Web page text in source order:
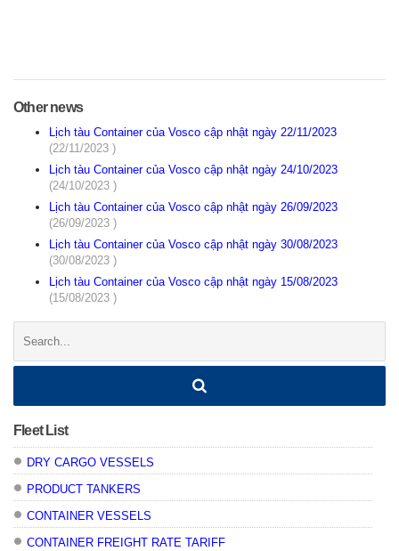
Other news
Lịch tàu Container của Vosco cập nhật ngày 22/11/2023
(22/11/2023 )
Lịch tàu Container của Vosco cập nhật ngày 24/10/2023
(24/10/2023 )
Lịch tàu Container của Vosco cập nhật ngày 26/09/2023
(26/09/2023 )
Lịch tàu Container của Vosco cập nhật ngày 30/08/2023
(30/08/2023 )
Lịch tàu Container của Vosco cập nhật ngày 15/08/2023
(15/08/2023 )
Fleet List
DRY CARGO VESSELS
PRODUCT TANKERS
CONTAINER VESSELS
CONTAINER FREIGHT RATE TARIFF